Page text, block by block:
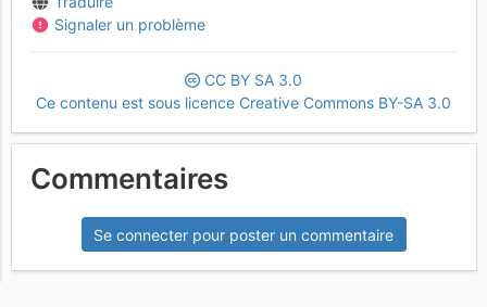
Signaler un problème
CC BY SA 3.0
Ce contenu est sous licence Creative Commons BY-SA 3.0
Commentaires
Se connecter pour poster un commentaire